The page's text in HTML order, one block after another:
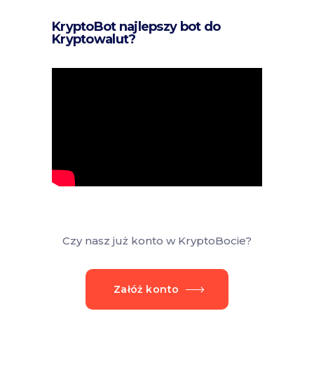
KryptoBot najlepszy bot do
Kryptowalut?
Czy nasz już konto w KryptoBocie?
Załóż konto